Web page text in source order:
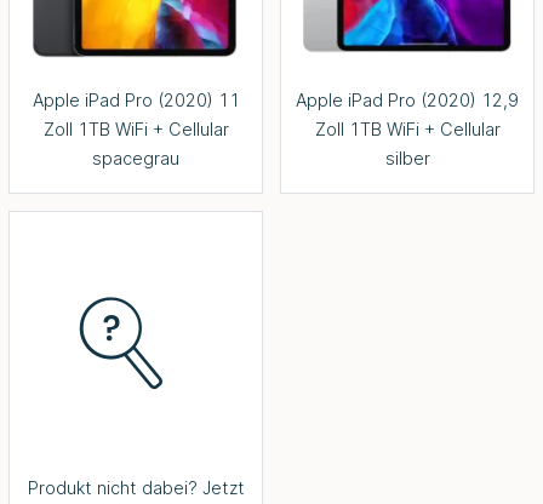
Apple iPad Pro (2020) 11
Zoll 1TB WiFi + Cellular
spacegrau
Apple iPad Pro (2020) 12,9
Zoll 1TB WiFi + Cellular
silber
Produkt nicht dabei? Jetzt